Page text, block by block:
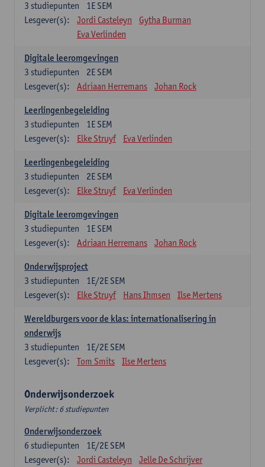
1E SEM
3 studiepunten
Lesgever(s):
Jordi Casteleyn
Gytha Burman
Eva Verlinden
Digitale leeromgevingen
2E SEM
3 studiepunten
Lesgever(s):
Adriaan Herremans Johan Rock
Leerlingenbegeleiding
1E SEM
3 studiepunten
Lesgever(s):
Elke Struyf Eva Verlinden
Leerlingenbegeleiding
2E SEM
3 studiepunten
Lesgever(s):
Elke Struyf Eva Verlinden
Digitale leeromgevingen
1E SEM
3 studiepunten
Lesgever(s):
Adriaan Herremans Johan Rock
Onderwijsproject
1E/2E SEM
3 studiepunten
Lesgever(s):
Elke Struyf Hans Ihmsen Ilse Mertens
Wereldburgers voor de klas: internationalisering in
onderwijs
1E/2E SEM
3 studiepunten
Lesgever(s):
Tom Smits Ilse Mertens
Onderwijsonderzoek
Verplicht: 6 studiepunten
Onderwijsonderzoek
1E/2E SEM
6 studiepunten
Lesgever(s):
Jordi Casteleyn Jelle De Schrijver